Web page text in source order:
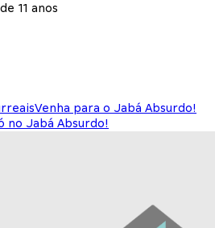
11 anos
Venha para o Jabá Absurdo!
no Jabá Absurdo!